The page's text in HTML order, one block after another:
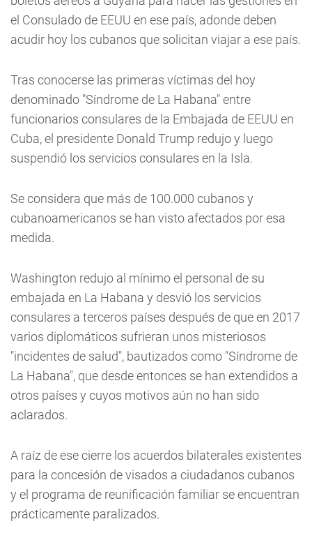
el Consulado de EEUU en ese país, adonde deben
acudir hoy los cubanos que solicitan viajar a ese país.
Tras conocerse las primeras víctimas del hoy
denominado "Síndrome de La Habana" entre
funcionarios consulares de la Embajada de EEUU en
Cuba, el presidente Donald Trump redujo y luego
suspendió los servicios consulares en la Isla.
Se considera que más de 100.000 cubanos y
cubanoamericanos se han visto afectados por esa
medida.
Washington redujo al mínimo el personal de su
embajada en La Habana y desvió los servicios
consulares a terceros países después de que en 2017
varios diplomáticos sufrieran unos misteriosos
"incidentes de salud", bautizados como "Síndrome de
La Habana", que desde entonces se han extendidos a
otros países y cuyos motivos aún no han sido
aclarados.
A raíz de ese cierre los acuerdos bilaterales existentes
para la concesión de visados a ciudadanos cubanos
y el programa de reunificación familiar se encuentran
prácticamente paralizados.